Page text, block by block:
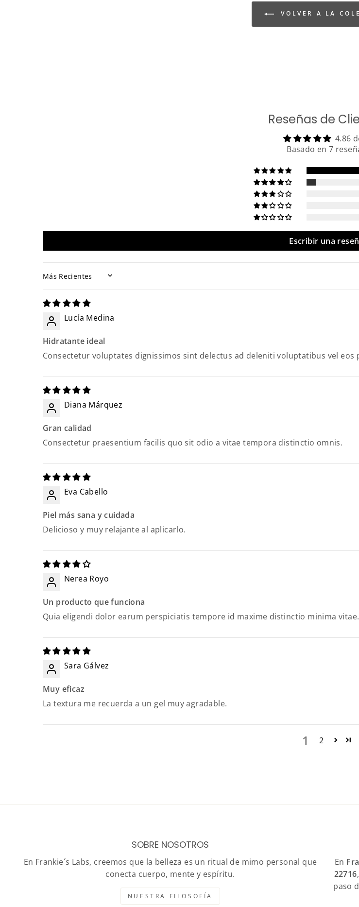
VOLVER A LA
Reseñas de
4.86
Basado en 7
Escribir una
SORT BY
Lucía Medina
Hidratante ideal
Consectetur voluptates dignissimos sint delectus ad deleniti voluptatibus vel
Diana Márquez
Gran calidad
Consectetur praesentium facilis quo sit odio a vitae tempora distinctio omnis.
Eva Cabello
Piel más sana y cuidada
Delicioso y muy relajante al aplicarlo.
Nerea Royo
Un producto que funciona
Quia eligendi dolor earum perspiciatis tempore id maxime distinctio minima vitae.
Sara Gálvez
Muy eficaz
La textura me recuerda a un gel muy agradable.
1 2
SOBRE NOSOTROS
En Frankie´s Labs, creemos que la belleza es un ritual de mimo personal que
conecta cuerpo, mente y espíritu.
NUESTRA FILOSOFÍA
En
22716
paso